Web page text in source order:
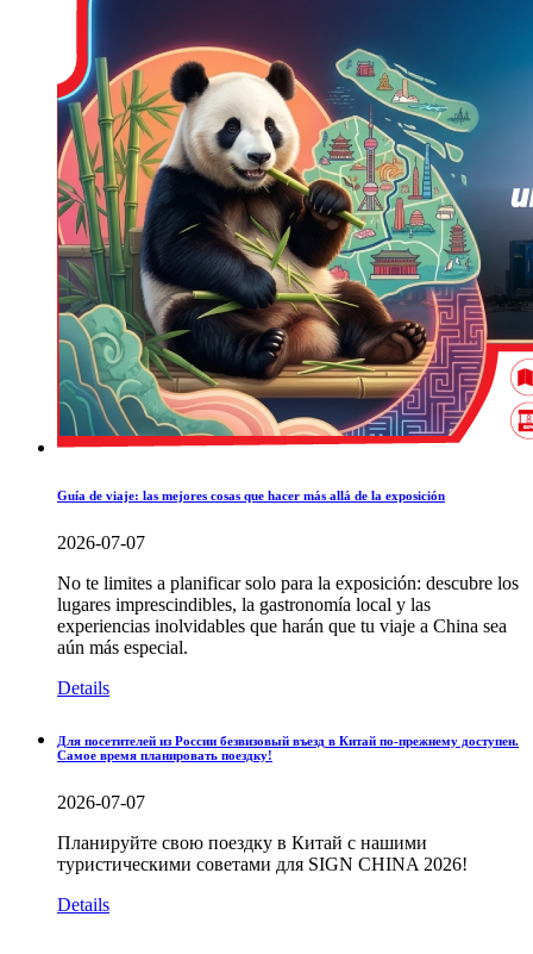
Guía de viaje: las mejores cosas que hacer más allá de la exposición
2026-07-07
No te limites a planificar solo para la exposición: descubre los
lugares imprescindibles, la gastronomía local y las
experiencias inolvidables que harán que tu viaje a China sea
aún más especial.
Details
Для посетителей из России безвизовый въезд в Китай по-прежнему доступен.
Самое время планировать поездку!
2026-07-07
Планируйте свою поездку в Китай с нашими
туристическими советами для SIGN CHINA 2026!
Details